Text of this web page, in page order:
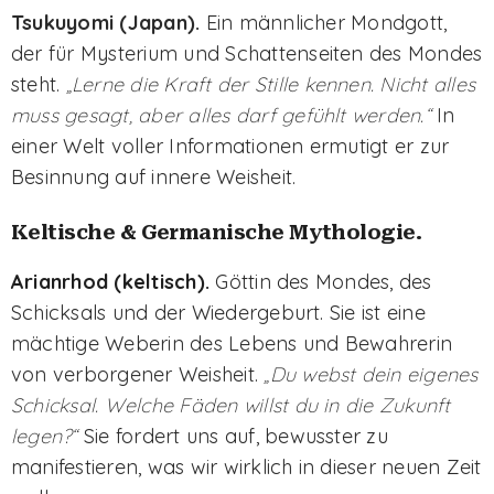
Tsukuyomi (Japan). Ein männlicher Mondgott,
der für Mysterium und Schattenseiten des Mondes
steht.
„Lerne die Kraft der Stille kennen. Nicht alles
muss gesagt, aber alles darf gefühlt werden.“In
einer Welt voller Informationen ermutigt er zur
Besinnung auf innere Weisheit.
Keltische & Germanische Mythologie.
Arianrhod (keltisch). Göttin des Mondes, des
Schicksals und der Wiedergeburt. Sie ist eine
mächtige Weberin des Lebens und Bewahrerin
von verborgener Weisheit. „Du webst dein eigenes
Schicksal. Welche Fäden willst du in die Zukunft
legen?“Sie fordert uns auf, bewusster zu
manifestieren, was wir wirklich in dieser neuen Zeit